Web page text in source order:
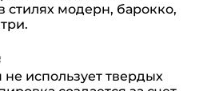
стилях модерн, барокко,
не использует твердых